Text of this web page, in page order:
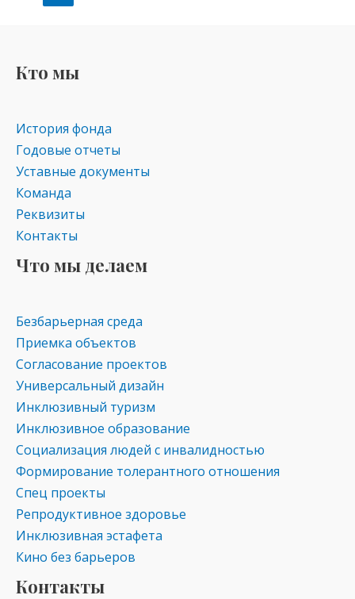
ki
Кто мы
История фонда
Годовые отчеты
Уставные документы
Команда
Реквизиты
Контакты
Что мы делаем
Безбарьерная среда
Приемка объектов
Согласование проектов
Универсальный дизайн
Инклюзивный туризм
Инклюзивное образование
Социализация людей с инвалидностью
Формирование толерантного отношения
Спец проекты
Репродуктивное здоровье
Инклюзивная эстафета
Кино без барьеров
Контакты